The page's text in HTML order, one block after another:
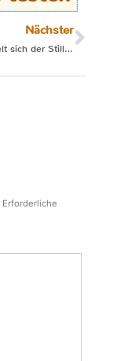
Nächster
Ab wann spielt sich der Still-Rhythmus ein?
Erforderliche